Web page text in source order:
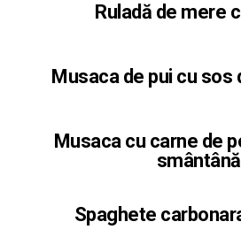
Ruladă de mere
Musaca de pui cu sos
Musaca cu carne de
smântână
Spaghete